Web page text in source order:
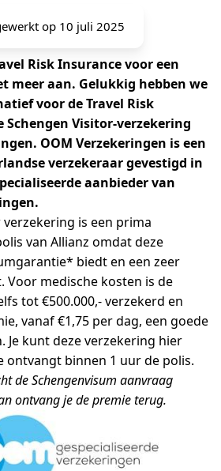
op 10 juli 2025
Risk Insurance voor een
meer aan. Gelukkig hebben we
voor de Travel Risk
Schengen Visitor-verzekering
OOM Verzekeringen is een
verzekeraar gevestigd in
aanbieder van
verzekering is een prima
van Allianz omdat deze
biedt en een zeer
Voor medische kosten is de
tot €500.000,- verzekerd en
vanaf €1,75 per dag, een goede
Je kunt deze verzekering hier
ontvangt binnen 1 uur de polis.
de Schengenvisum aanvraag
ontvang je de premie terug.